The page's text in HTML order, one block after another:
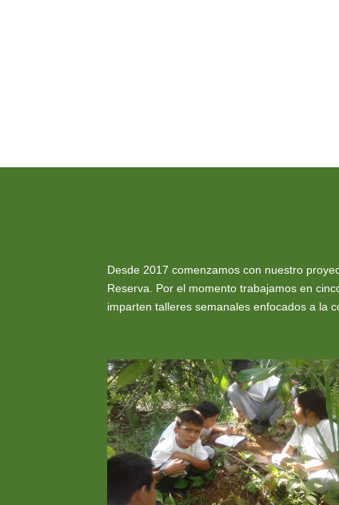
Desde 2017 comenzamos con nuestro
Reserva. Por el momento trabajamos en
imparten talleres semanales enfocados a la